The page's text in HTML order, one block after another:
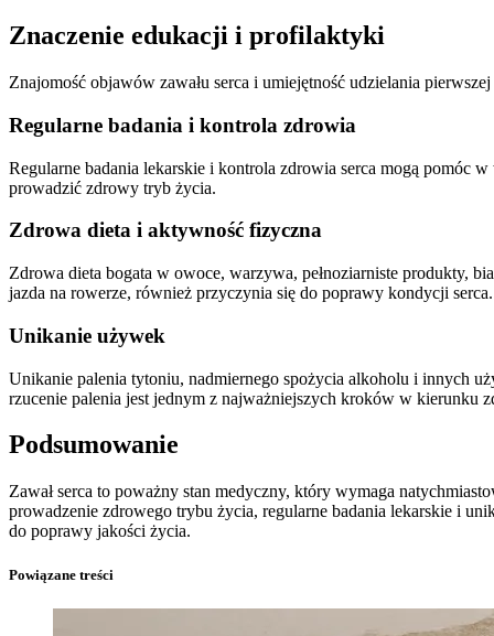
Znaczenie edukacji i profilaktyki
Znajomość objawów zawału serca i umiejętność udzielania
Regularne badania i kontrola zdrowia
Regularne badania lekarskie i kontrola zdrowia serca mogą pomóc
prowadzić zdrowy tryb życia.
Zdrowa dieta i aktywność fizyczna
Zdrowa dieta bogata w owoce, warzywa, pełnoziarniste produkty,
jazda na rowerze, również przyczynia się do poprawy kondycji serca.
Unikanie używek
Unikanie palenia tytoniu, nadmiernego spożycia alkoholu i innych
rzucenie palenia jest jednym z najważniejszych kroków w kierunku
Podsumowanie
Zawał serca to poważny stan medyczny, który wymaga
prowadzenie zdrowego trybu życia, regularne badania lekarskie i
do poprawy jakości życia.
Powiązane treści